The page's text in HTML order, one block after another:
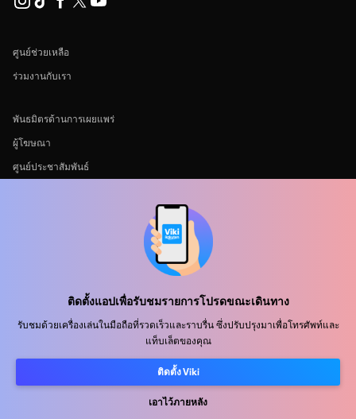
ติดตั้งแอปเพื่อรับชมรายการโปรดขณะเดินทาง
รับชมด้วยเครื่องเล่นในมือถือที่รวดเร็วและราบรื่น ซึ่งปรับปรุงมาเพื่อโทรศัพท์และ
แท็บเล็ตของคุณ
ติดตั้ง Viki
เอาไว้ภายหลัง
ศูนย์ช่วยเหลือ
ร่วมงานกับเรา
พันธมิตรด้านการเผยแพร่
ผู้โฆษณา
ศูนย์ประชาสัมพันธ์
นโยบายเกี่ยวกับคุกกี้และเทคโนโลยีการติดตาม
RakutenRakuten KoboRakuten ViberRakuten TravelMore servicesAbout Rakuten